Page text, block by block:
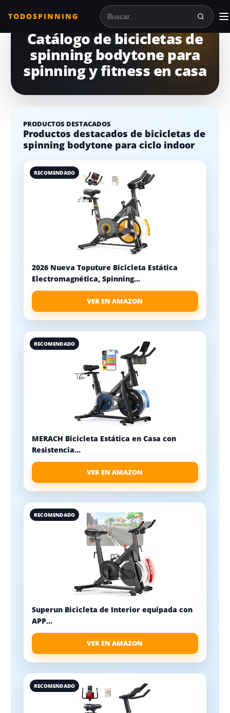
TODOSPINNING Buscar en TodoSpinning
Catálogo de bicicletas de
spinning bodytone para
spinning y fitness en casa
PRODUCTOS DESTACADOS
Productos destacados de bicicletas de
spinning bodytone para ciclo indoor
RECOMENDADO
2026 Nueva Toputure Bicicleta Estática
Electromagnética, Spinning...
VER EN AMAZON
RECOMENDADO
MERACH Bicicleta Estática en Casa con
Resistencia...
VER EN AMAZON
RECOMENDADO
Superun Bicicleta de Interior equipada con
APP...
VER EN AMAZON
RECOMENDADO